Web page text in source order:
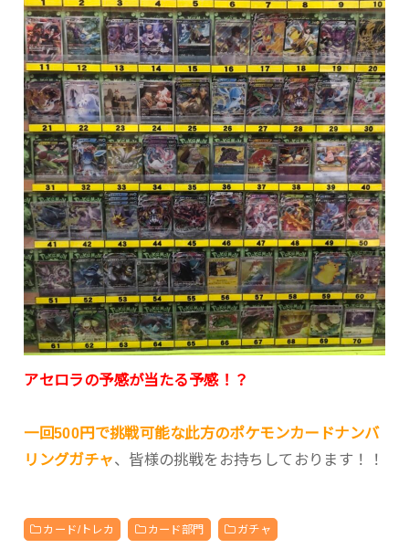
アセロラの予感が当たる予感！？
一回500円で挑戦可能な此方のポケモンカードナンバ
リングガチャ、皆様の挑戦をお持ちしております！！
カード/トレカ カード部門 ガチャ